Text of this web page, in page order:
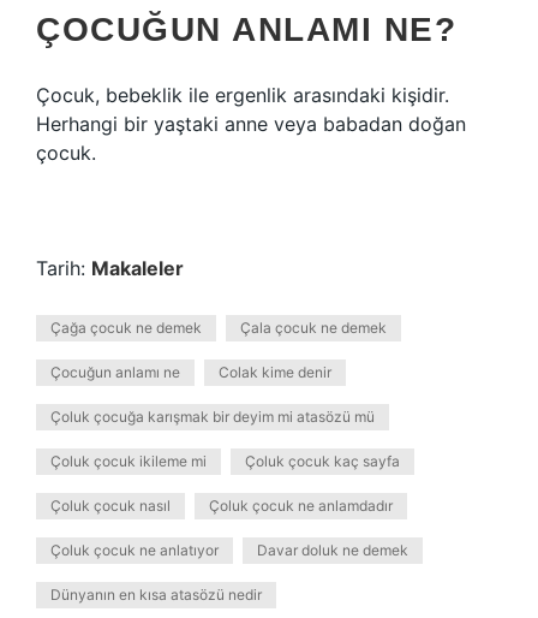
ÇOCUĞUN ANLAMI NE?
Çocuk, bebeklik ile ergenlik arasındaki kişidir.
Herhangi bir yaştaki anne veya babadan doğan
çocuk.
Tarih: Makaleler
Çağa çocuk ne demek Çala çocuk ne demek
Çocuğun anlamı ne Colak kime denir
Çoluk çocuğa karışmak bir deyim mi atasözü mü
Çoluk çocuk ikileme mi Çoluk çocuk kaç sayfa
Çoluk çocuk nasıl Çoluk çocuk ne anlamdadır
Çoluk çocuk ne anlatıyor Davar doluk ne demek
Dünyanın en kısa atasözü nedir